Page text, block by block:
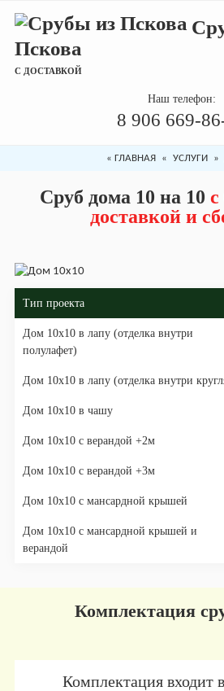
Пскова
С ДОСТАВКОЙ
Наш телефон:
8 906 669-
« ГЛАВНАЯ « УСЛУГИ »
Сруб дома 10 на 10 с
доставкой и
Тип проекта
Дом 10х10 в лапу (отделка внутри
полулафет)
Дом 10х10 в лапу (отделка внутри
Дом 10х10 в чашу
Дом 10х10 с верандой +2м
Дом 10х10 с верандой +3м
Дом 10х10 с мансардной крышей
Дом 10х10 с мансардной крышей и
верандой
Комплектация
Комплектация входит